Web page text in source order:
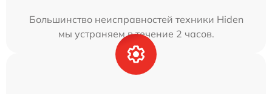
Большинство неисправностей техники Hiden
мы устраняем в течение 2 часов.